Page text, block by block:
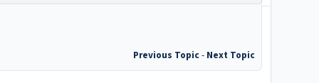
Previous Topic- Next Topic